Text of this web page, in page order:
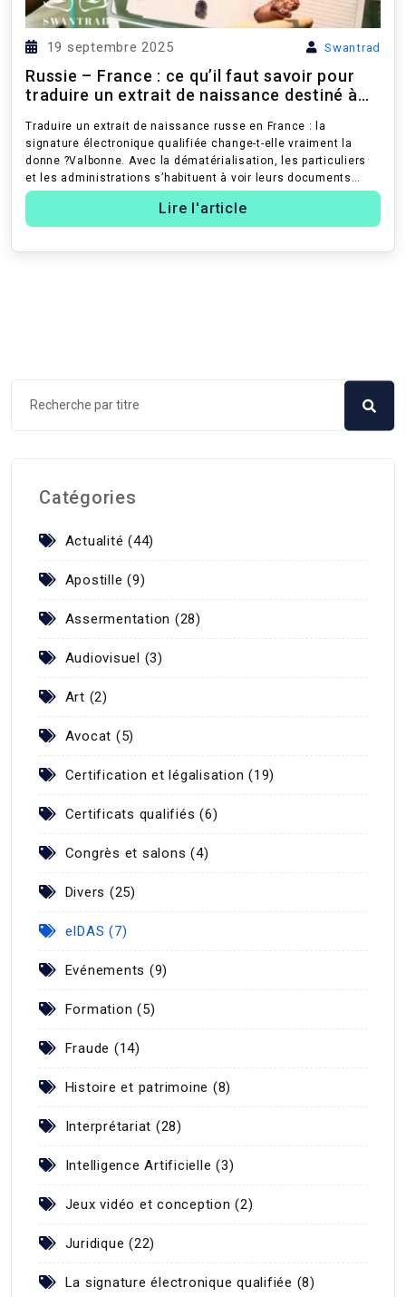
19 septembre 2025 Swantrad
Russie – France : ce qu’il faut savoir pour
traduire un extrait de naissance destiné à
Traduire un extrait de naissance russe en France : la
signature électronique qualifiée change-t-elle vraiment la
donne ?Valbonne. Avec la dématérialisation, les particuliers
et les administrations s’habituent à voir leurs documents
officiels circu...
Lire l'article
Catégories
Actualité (44)
Apostille (9)
Assermentation (28)
Audiovisuel (3)
Art (2)
Avocat (5)
Certification et légalisation (19)
Certificats qualifiés (6)
Congrès et salons (4)
Divers (25)
eIDAS (7)
Evénements (9)
Formation (5)
Fraude (14)
Histoire et patrimoine (8)
Interprétariat (28)
Intelligence Artificielle (3)
Jeux vidéo et conception (2)
Juridique (22)
La signature électronique qualifiée (8)